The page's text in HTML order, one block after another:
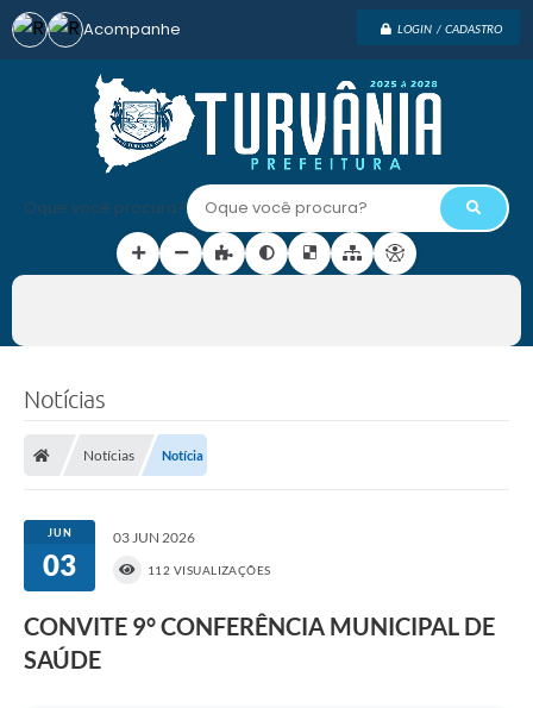
LOGIN / CADASTRO
Oque você procura?
Acompanhe
Notícias
Notícias Notícia
JUN
03
03 JUN 2026
112 VISUALIZAÇÕES
CONVITE 9° CONFERÊNCIA MUNICIPAL DE
SAÚDE